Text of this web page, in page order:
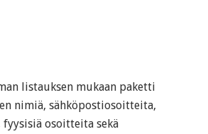
listauksen mukaan paketti
nimiä, sähköpostiosoitteita,
osoitteita sekä